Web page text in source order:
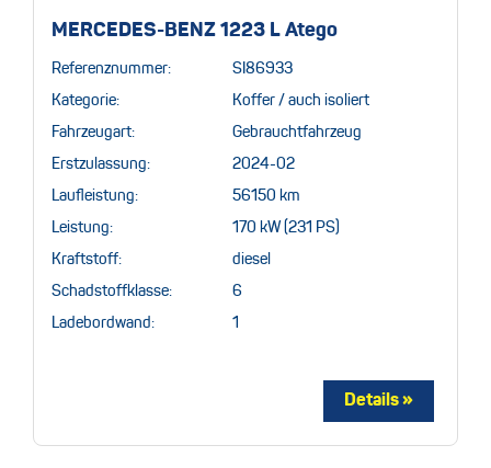
MERCEDES-BENZ 1223 L Atego
Referenznummer: SI86933
Kategorie: Koffer / auch isoliert
Fahrzeugart: Gebrauchtfahrzeug
Erstzulassung: 2024-02
Laufleistung: 56150 km
Leistung: 170 kW (231 PS)
Kraftstoff: diesel
Schadstoffklasse: 6
Ladebordwand: 1